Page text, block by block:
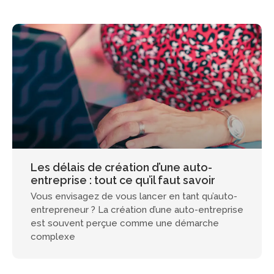
Les délais de création d’une auto-
entreprise : tout ce qu’il faut savoir
Vous envisagez de vous lancer en tant qu’auto-
entrepreneur ? La création d’une auto-entreprise
est souvent perçue comme une démarche
complexe